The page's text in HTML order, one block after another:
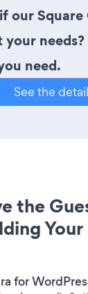
our
need.
See the
the
Your
for